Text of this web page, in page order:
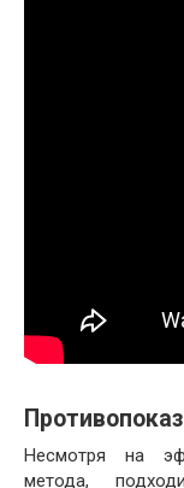
Несмотря на
метода,